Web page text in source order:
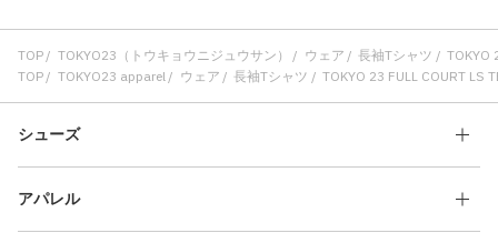
TOP TOKYO23（トウキョウニジュウサン） ウェア 長袖Tシャツ
TOKYO
TOP
TOKYO23 apparel ウェア 長袖Tシャツ TOKYO 23 FULL COURT LS
シューズ
アパレル